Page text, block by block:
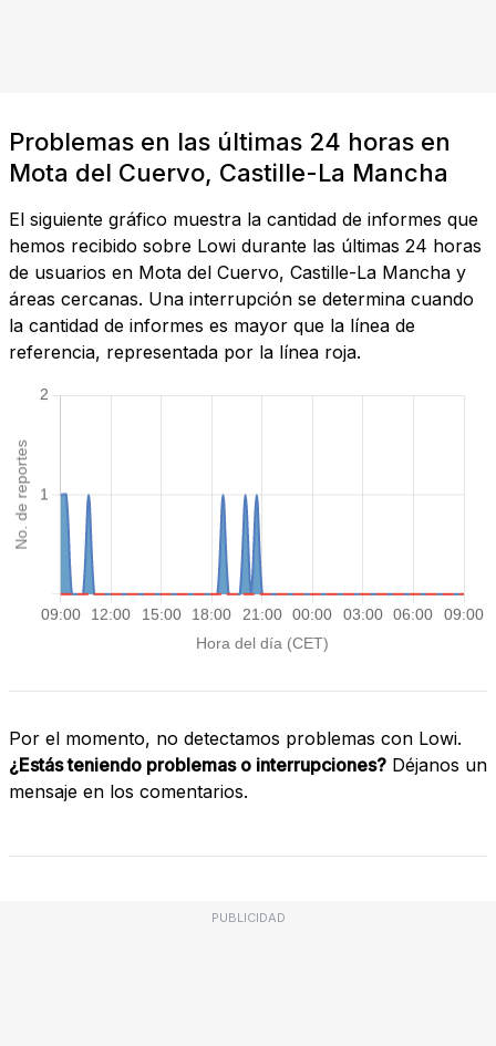
Problemas en las últimas 24 horas en
Mota del Cuervo, Castille-La Mancha
El siguiente gráfico muestra la cantidad de informes que
hemos recibido sobre Lowi durante las últimas 24 horas
de usuarios en Mota del Cuervo, Castille-La Mancha y
áreas cercanas. Una interrupción se determina cuando
la cantidad de informes es mayor que la línea de
referencia, representada por la línea roja.
Por el momento, no detectamos problemas con Lowi.
¿Estás teniendo problemas o interrupciones? Déjanos un
mensaje en los comentarios.
PUBLICIDAD